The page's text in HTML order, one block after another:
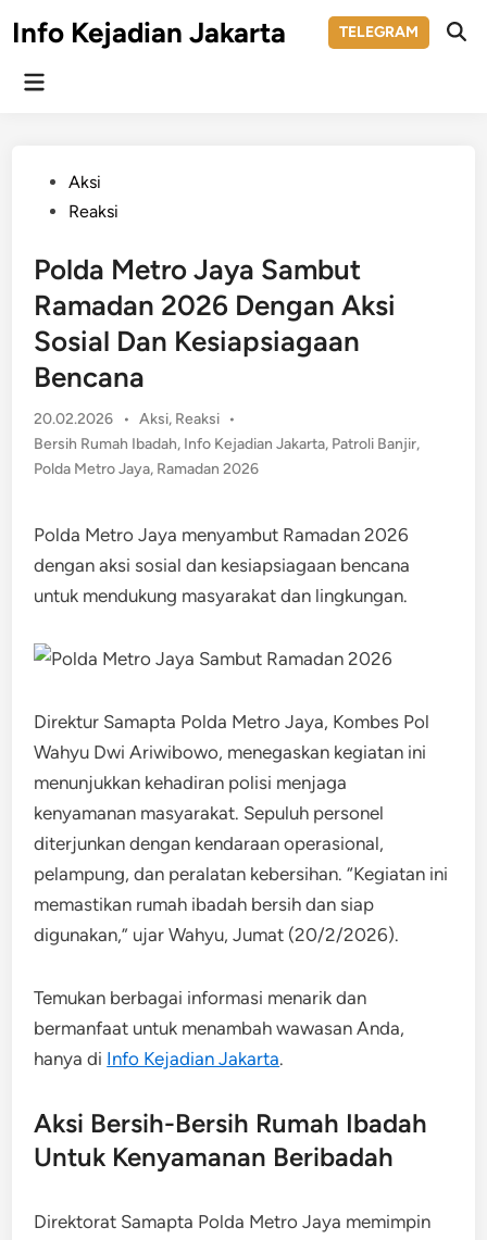
toInfo Kejadian Jakarta TELEGRAM
Main
PostedAksi
Reaksi
Polda Metro Jaya Sambut
Ramadan 2026 Dengan Aksi
Sosial Dan Kesiapsiagaan
Bencana
20.02.2026 • Posted
in
Aksi, Reaksi •
Bersih Rumah Ibadah, Info Kejadian Jakarta, Patroli Banjir,
Polda Metro Jaya, Ramadan 2026
Polda Metro Jaya menyambut Ramadan 2026
dengan aksi sosial dan kesiapsiagaan bencana
untuk mendukung masyarakat dan lingkungan.
Direktur Samapta Polda Metro Jaya, Kombes Pol
Wahyu Dwi Ariwibowo, menegaskan kegiatan ini
menunjukkan kehadiran polisi menjaga
kenyamanan masyarakat. Sepuluh personel
diterjunkan dengan kendaraan operasional,
pelampung, dan peralatan kebersihan. “Kegiatan ini
memastikan rumah ibadah bersih dan siap
digunakan,” ujar Wahyu, Jumat (20/2/2026).
Temukan berbagai informasi menarik dan
bermanfaat untuk menambah wawasan Anda,
hanya di Info Kejadian Jakarta.
Aksi Bersih-Bersih Rumah Ibadah
Untuk Kenyamanan Beribadah
Direktorat Samapta Polda Metro Jaya memimpin